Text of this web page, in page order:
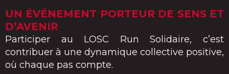
UN ÉVÉNEMENT PORTEUR DE SENS ET
D’AVENIR
Participer au LOSC Run Solidaire, c’est
contribuer à une dynamique collective positive,
où chaque pas compte.